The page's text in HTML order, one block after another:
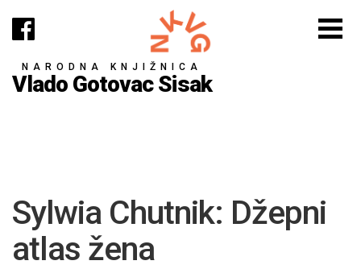
NARODNA KNJIŽNICA
Vlado Gotovac Sisak
Sylwia Chutnik: Džepni
atlas žena